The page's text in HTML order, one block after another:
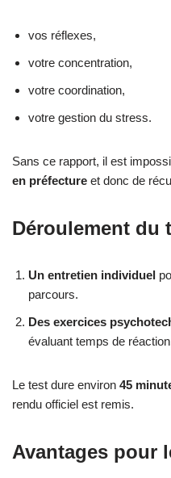
vos réflexes,
votre concentration,
votre coordination,
votre gestion du stress.
Sans ce rapport, il est
en préfecture et donc de
Déroulement du
Un entretien individuel
parcours.
Des exercices
évaluant temps de
Le test dure environ 45
rendu officiel est remis.
Avantages pour